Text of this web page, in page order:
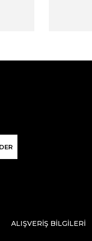
ALIŞVERİŞ BİLGİLERİ